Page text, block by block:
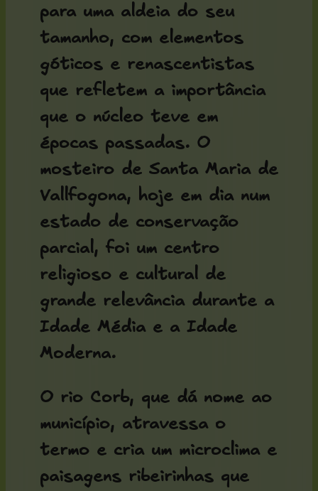
para uma aldeia do seu
tamanho, com elementos
góticos e renascentistas
que refletem a importância
que o núcleo teve em
épocas passadas. O
mosteiro de Santa Maria de
Vallfogona, hoje em dia num
estado de conservação
parcial, foi um centro
religioso e cultural de
grande relevância durante a
Idade Média e a Idade
Moderna.
O rio Corb, que dá nome ao
município, atravessa o
termo e cria um microclima e
paisagens ribeirinhas que